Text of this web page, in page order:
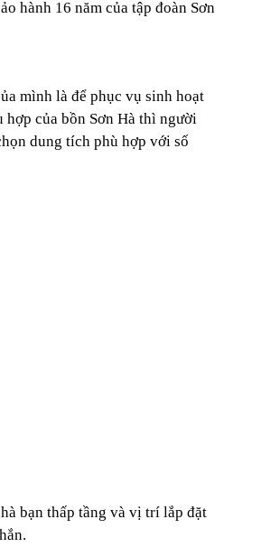
hành 16 năm của tập đoàn Sơn
mình là để phục vụ sinh hoạt
của bồn Sơn Hà thì người
dung tích phù hợp với số
bạn thấp tầng và vị trí lắp đặt